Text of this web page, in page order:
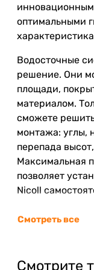
оптимальными
Водосточные
решение. Они
площади,
материалом.
сможете
монтажа: углы,
перепада
Максимальная
позволяет
Nicoll
коррозии и
установка
Смотреть все
Смотрите